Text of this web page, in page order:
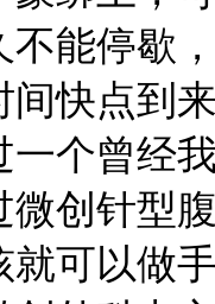
不能停歇
快点到
个曾经
创针型
可以做